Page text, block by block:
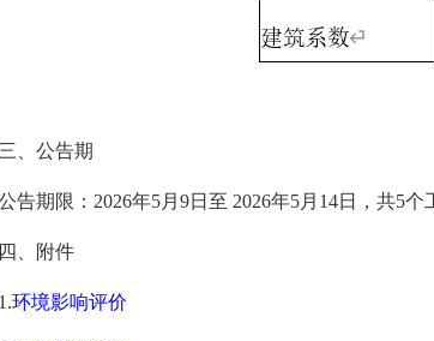
公告期
期限：2026年5月9日至 2026年5月14日，共5个
附件
环境影响评价